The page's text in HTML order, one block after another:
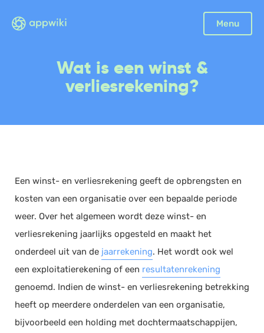
Menu
Sluiten
Facturatie
Scan en herken
Offerte
Documentmanagement
Projectmanagement
Workflowmanagement
Wat is een winst &
verliesrekening?
Een winst- en verliesrekening geeft de opbrengsten en
kosten van een organisatie over een bepaalde periode
weer. Over het algemeen wordt deze winst- en
verliesrekening jaarlijks opgesteld en maakt het
onderdeel uit van de jaarrekening. Het wordt ook wel
een exploitatierekening of een resultatenrekening
genoemd. Indien de winst- en verliesrekening betrekking
heeft op meerdere onderdelen van een organisatie,
bijvoorbeeld een holding met dochtermaatschappijen,